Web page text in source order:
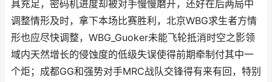
具充足，密码机进度却被对手慢慢磨开，还好在后两局中
调整情形及时，拿下本场比赛胜利，北京WBG求生者方情
形也应尽快调整，WBG_Guoker未能飞轮抵消时空之影领
域内天然增长的侵蚀度的低级失误使得前期牵制付其中一
个炬；成都GG和强势对手MRC战队交锋得有来有回，特别